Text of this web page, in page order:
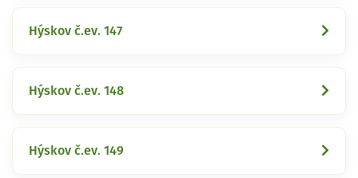
Hýskov č.ev. 147
Hýskov č.ev. 148
Hýskov č.ev. 149